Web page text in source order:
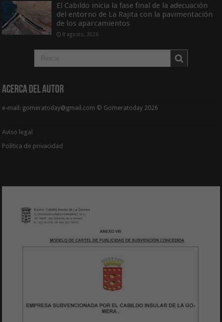
El Cabildo inicia la fase final de la adecuación
del entorno de La Rajita con la pavimentación
de los aparcamientos
8 agosto, 2026
Acerca del Autor
e-mail: gomeratoday@gmail.com © Gomeratoday 2026
Aviso legal
Política de privacidad